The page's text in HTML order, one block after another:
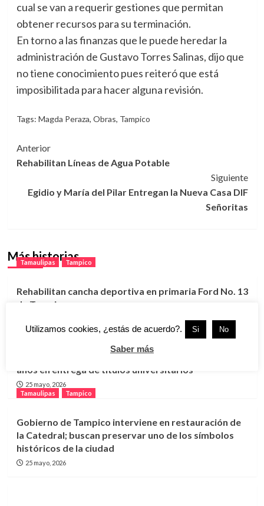
cual se van a requerir gestiones que permitan
obtener recursos para su terminación.
En torno a las finanzas que le puede heredar la
administración de Gustavo Torres Salinas, dijo que
no tiene conocimiento pues reiteró que está
imposibilitada para hacer alguna revisión.
Tags: Magda Peraza, Obras, Tampico
Navegación
de
entradas
Anterior
Rehabilitan Líneas de Agua Potable
Siguiente
Egidio y María del Pilar Entregan la Nueva Casa DIF
Señoritas
Más historias
Tamaulipas Tampico
Rehabilitan cancha deportiva en primaria Ford No. 13
de Tampico
Tamaulipas
Tampico
Egresados protestan por retraso de más de dos
años en entrega de títulos universitarios
25 mayo, 2026
Tamaulipas
Tampico
Gobierno de Tampico interviene en restauración de
la Catedral; buscan preservar uno de los símbolos
históricos de la ciudad
25 mayo, 2026
Utilizamos cookies, ¿estás de acuerdo?. Si No
Saber más